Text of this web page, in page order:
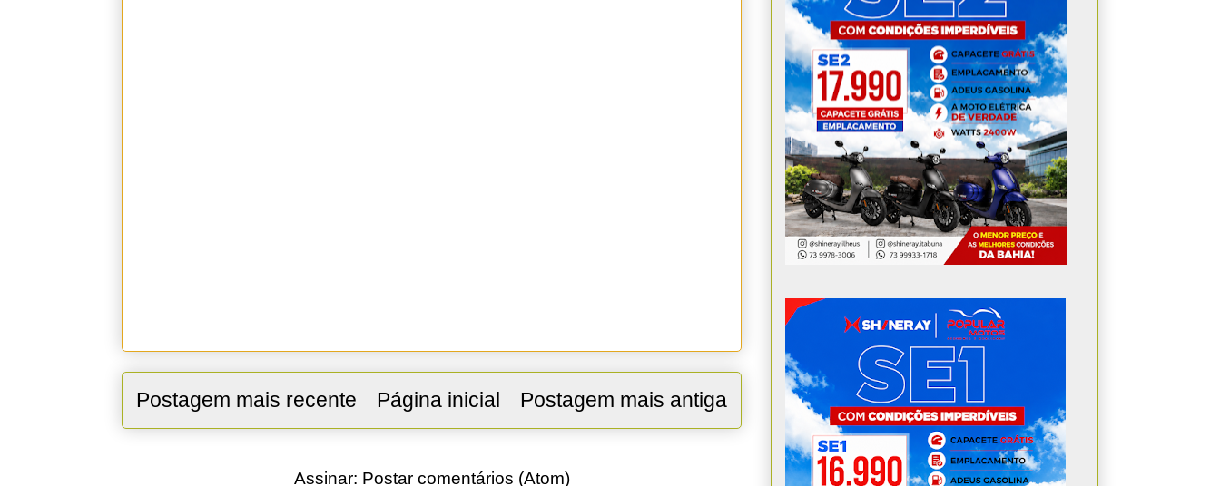
Postagem mais recente Postagem mais antiga
Página inicial
Assinar: Postar comentários (Atom)